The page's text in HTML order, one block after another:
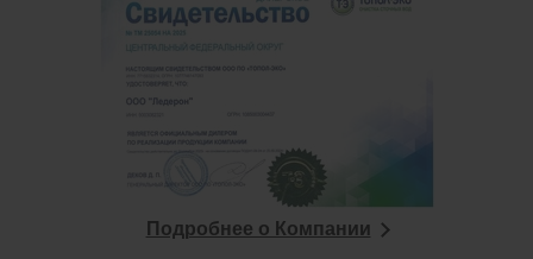
Подробнее о Компании